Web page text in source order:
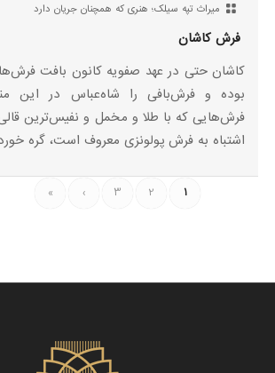
میراث تپه سیلک؛ هنری که همچنان جریان دارد
فرش کاشان
کاشان حتی در عهد صفویه کانون بافت
بوده و فرش‌بافی را شاه‌عباس در این
فرش‌هایی که با طلا و مخمل و نفیس‌ترین
اشتباه به فرش پولونزی معروف است، گره
1
2
3
›
»